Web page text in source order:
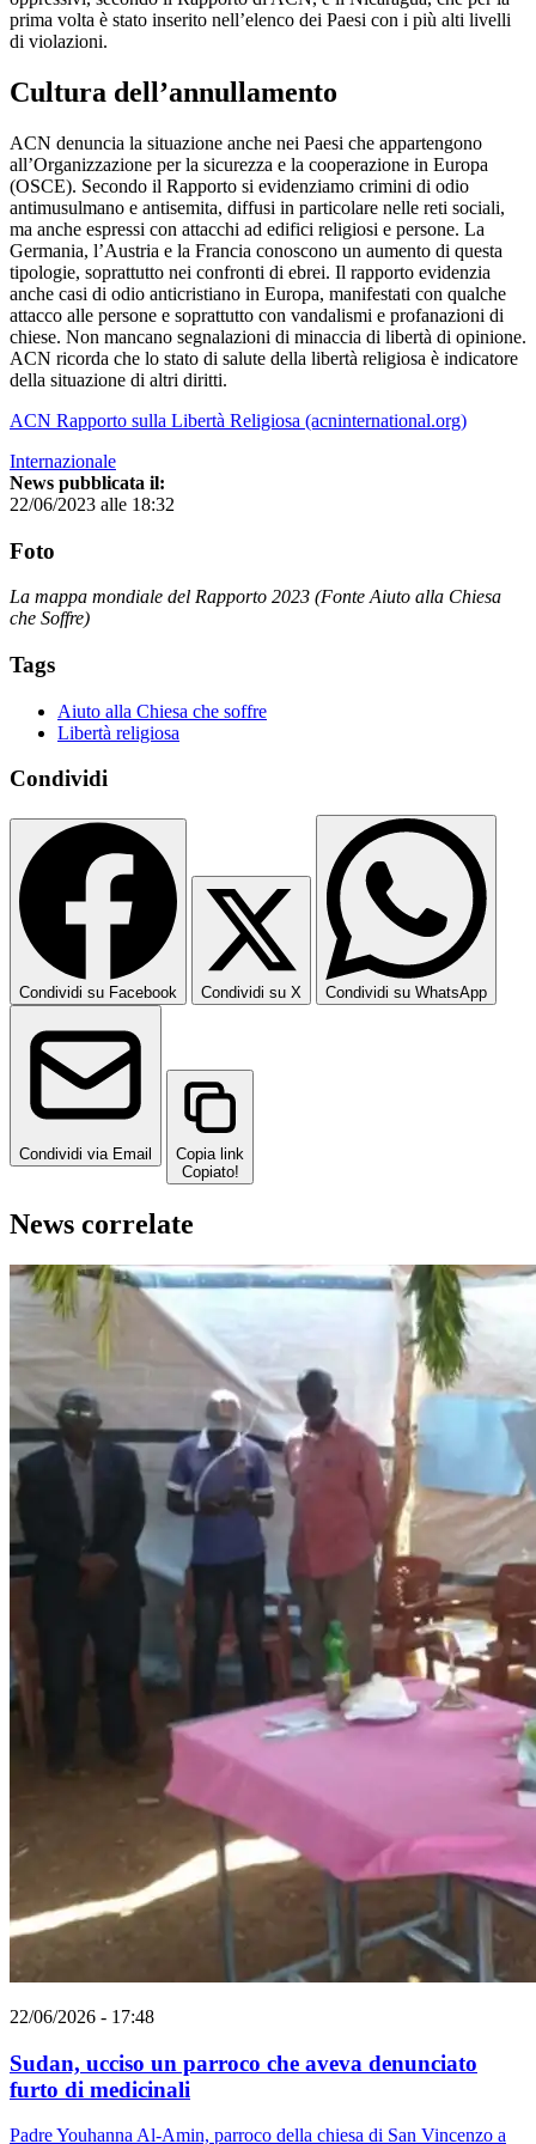
prima volta è stato inserito nell’elenco dei Paesi con i più alti livelli
di violazioni.
Cultura dell’annullamento
ACN denuncia la situazione anche nei Paesi che appartengono
all’Organizzazione per la sicurezza e la cooperazione in Europa
(OSCE). Secondo il Rapporto si evidenziamo crimini di odio
antimusulmano e antisemita, diffusi in particolare nelle reti sociali,
ma anche espressi con attacchi ad edifici religiosi e persone. La
Germania, l’Austria e la Francia conoscono un aumento di questa
tipologie, soprattutto nei confronti di ebrei. Il rapporto evidenzia
anche casi di odio anticristiano in Europa, manifestati con qualche
attacco alle persone e soprattutto con vandalismi e profanazioni di
chiese. Non mancano segnalazioni di minaccia di libertà di opinione.
ACN ricorda che lo stato di salute della libertà religiosa è indicatore
della situazione di altri diritti.
ACN Rapporto sulla Libertà Religiosa (acninternational.org)
Internazionale
News pubblicata il:
22/06/2023 alle 18:32
Foto
La mappa mondiale del Rapporto 2023 (Fonte Aiuto alla Chiesa
che Soffre)
Tags
Aiuto alla Chiesa che soffre
Libertà religiosa
Condividi
Condividi su Facebook Condividi su X Condividi su WhatsApp
Condividi via Email
Copia link
Copiato!
News correlate
22/06/2026 - 17:48
Sudan, ucciso un parroco che aveva denunciato
furto di medicinali
Padre Youhanna Al-Amin, parroco della chiesa di San Vincenzo a